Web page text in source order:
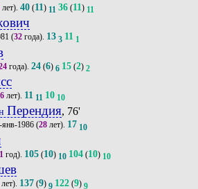
лет).40 (11) 11 36 (11) 11
(32 года). 13 3 11 1
года).24 (6) 6 15 (2) 2
лет). 11 11 10 10
Перендия, 76'
янв-1986(28лет). 17 10
год). 105 (10) 10 104 (10) 10
лет). 137 (9) 9 122 (9) 9